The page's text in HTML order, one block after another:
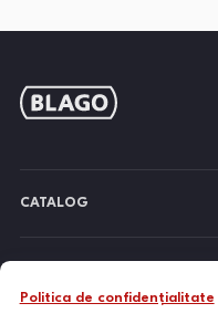
CATALOG
Politica de confidențialitate